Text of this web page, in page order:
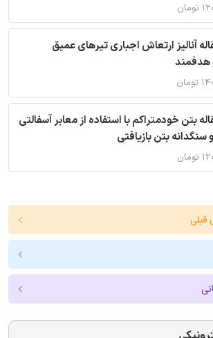
آنالیز ارتعاش اجباری تیرهای عمیق
بتن خودمتراکم با استفاده از معابر آسفالتی
سنگدانه بتن بازیافتی
قبلی